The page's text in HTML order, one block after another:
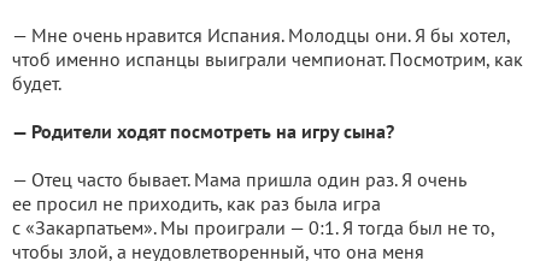
— Мне очень нравится Испания. Молодцы они. Я бы хотел,
чтоб именно испанцы выиграли чемпионат. Посмотрим, как
будет.
— Родители ходят посмотреть на игру сына?
— Отец часто бывает. Мама пришла один раз. Я очень
ее просил не приходить, как раз была игра
с «Закарпатьем». Мы проиграли — 0:1. Я тогда был не то,
чтобы злой, а неудовлетворенный, что она меня